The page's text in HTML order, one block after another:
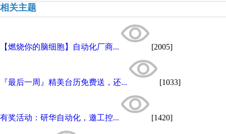
相关主题
【燃烧你的脑细胞】自动化厂商... [2005]
『最后一周』精美台历免费送，还... [1033]
有奖活动：研华自动化，邀工控... [1420]